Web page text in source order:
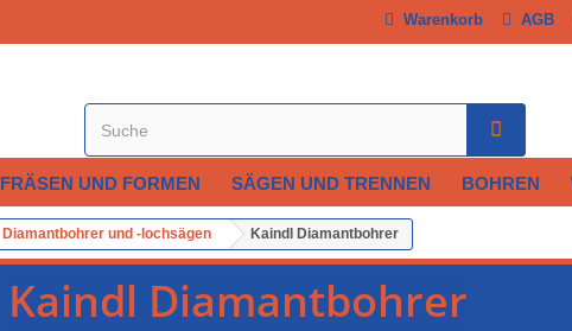
AGB
Warenkorb
FRÄSEN UND FORMEN SÄGEN UND TRENNEN BOHREN
Diamantbohrer und -lochsägen Kaindl Diamantbohrer
Kaindl Diamantbohrer